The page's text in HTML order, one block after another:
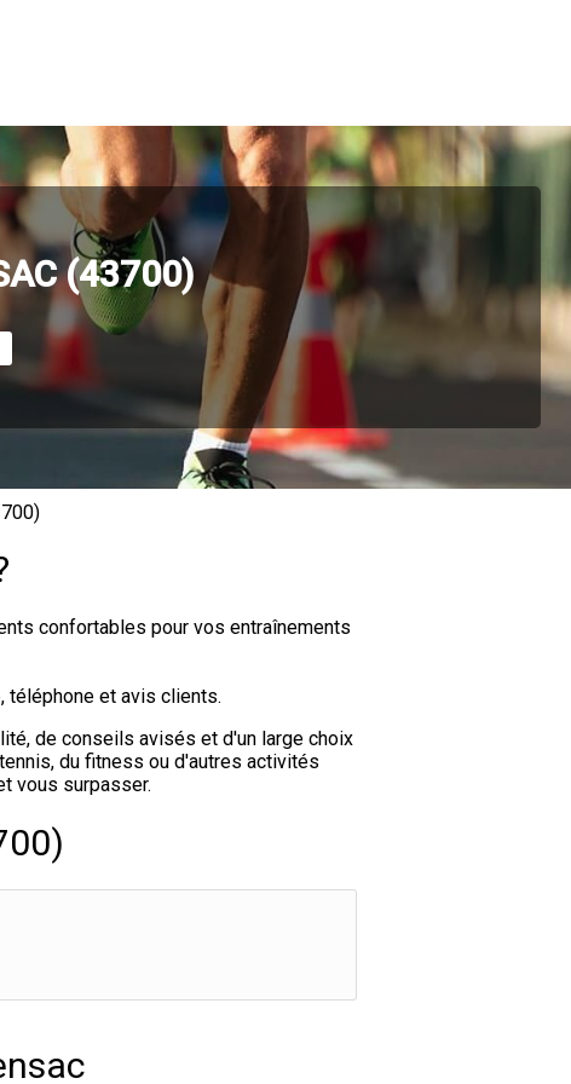
(43700)
confortables pour vos entraînements
téléphone et avis clients.
de conseils avisés et d'un large choix
du fitness ou d'autres activités
vous surpasser.